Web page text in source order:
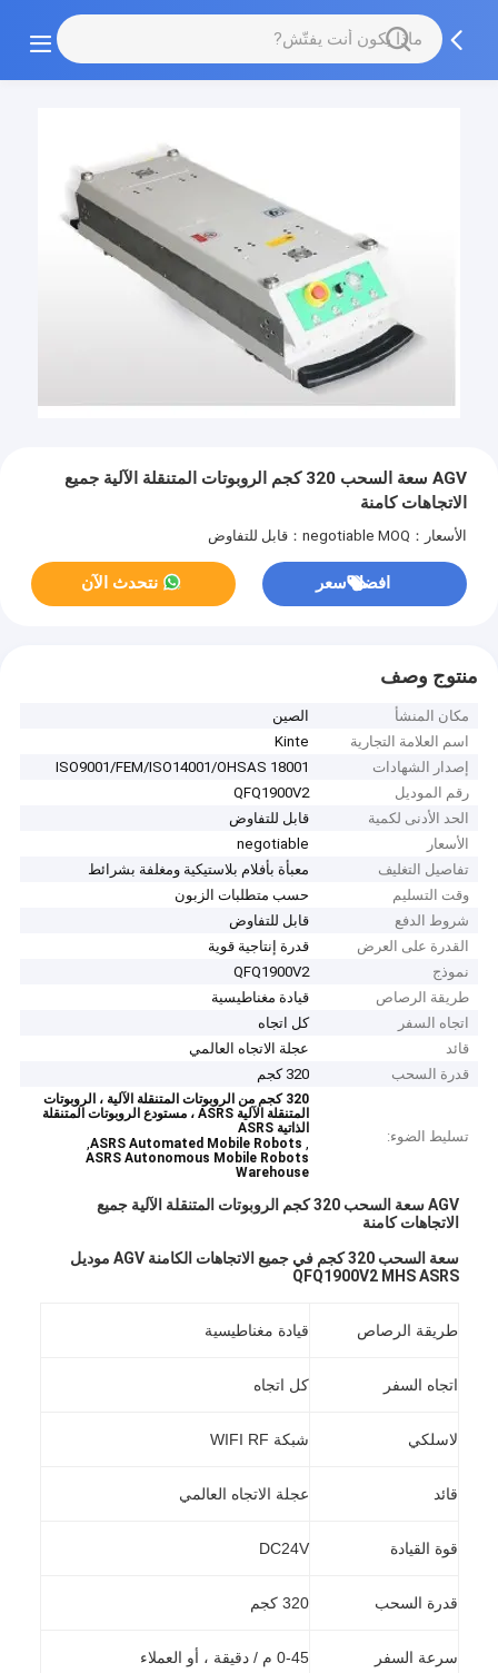
AGV سعة السحب 320 كجم الروبوتات المتنقلة الآلية جميع
الاتجاهات كامنة
الأسعار：negotiable MOQ：قابل للتفاوض
افضل سعر نتحدث الآن
منتوج وصف
مكان المنشأ
الصين
اسم العلامة التجارية
Kinte
إصدار الشهادات
ISO9001/FEM/ISO14001/OHSAS 18001
رقم الموديل
QFQ1900V2
الحد الأدنى لكمية
قابل للتفاوض
الأسعار
negotiable
تفاصيل التغليف
معبأة بأفلام بلاستيكية ومغلفة بشرائط
وقت التسليم
حسب متطلبات الزبون
شروط الدفع
قابل للتفاوض
القدرة على العرض
قدرة إنتاجية قوية
نموذج
QFQ1900V2
طريقة الرصاص
قيادة مغناطيسية
اتجاه السفر
كل اتجاه
قائد
عجلة الاتجاه العالمي
قدرة السحب
320 كجم
تسليط الضوء:
320 كجم من الروبوتات المتنقلة الآلية ، الروبوتات
المتنقلة الآلية ASRS ، مستودع الروبوتات المتنقلة
الذاتية ASRS
,
ASRS Automated Mobile Robots
,
ASRS Autonomous Mobile Robots
Warehouse
AGV سعة السحب 320 كجم الروبوتات المتنقلة الآلية جميع
الاتجاهات كامنة
سعة السحب 320 كجم في جميع الاتجاهات الكامنة AGV موديل
QFQ1900V2 MHS ASRS
طريقة الرصاص قيادة مغناطيسية
اتجاه السفر كل اتجاه
لاسلكي شبكة WIFI RF
قائد عجلة الاتجاه العالمي
قوة القيادة DC24V
قدرة السحب 320 كجم
سرعة السفر 0-45 م / دقيقة ، أو العملاء